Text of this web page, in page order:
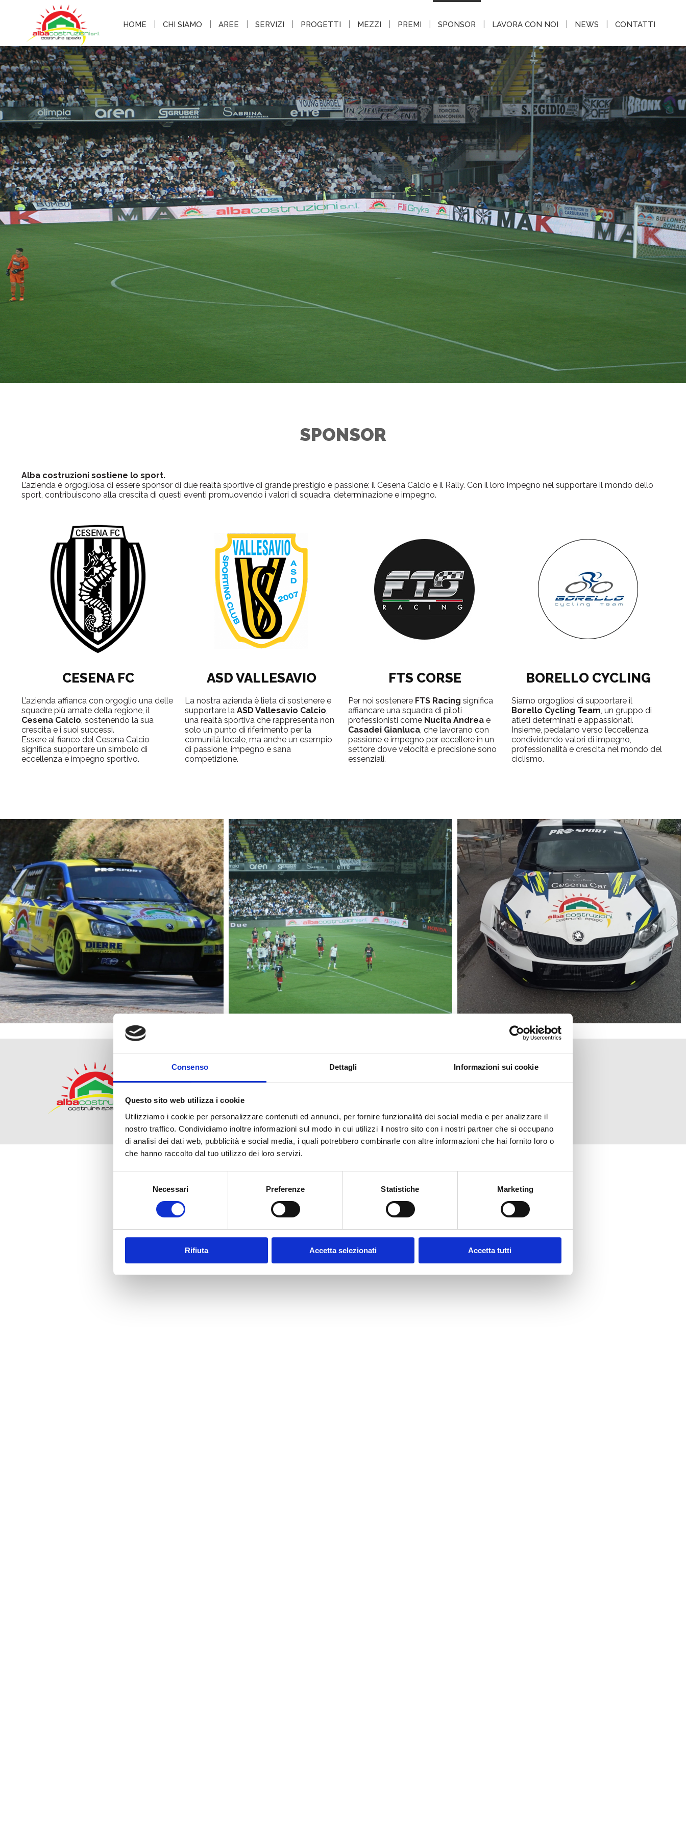
Consenso Dettagli Informazioni sui cookie
Questo sito web utilizza i cookie
Utilizziamo i cookie per personalizzare contenuti ed annunci, per fornire funzionalità dei social media e per analizzare il
nostro traffico. Condividiamo inoltre informazioni sul modo in cui utilizzi il nostro sito con i nostri partner che si occupano
di analisi dei dati web, pubblicità e social media, i quali potrebbero combinarle con altre informazioni che hai fornito loro o
che hanno raccolto dal tuo utilizzo dei loro servizi.
Necessari Preferenze Statistiche Marketing
Rifiuta Accetta selezionati Accetta tutti
HOME CHI SIAMO AREE SERVIZI PROGETTI MEZZI PREMI SPONSOR LAVORA CON NOI NEWS CONTATTI
SPONSOR
Alba costruzioni sostiene lo sport.
L’azienda è orgogliosa di essere sponsor di due realtà sportive di grande prestigio e passione: il Cesena Calcio e il Rally. Con il loro impegno nel supportare il mondo dello
sport, contribuiscono alla crescita di questi eventi promuovendo i valori di squadra, determinazione e impegno.
CESENA FC
L’azienda affianca con orgoglio una delle
squadre più amate della regione, il
Cesena Calcio, sostenendo la sua
crescita e i suoi successi.
Essere al fianco del Cesena Calcio
significa supportare un simbolo di
eccellenza e impegno sportivo.
ASD VALLESAVIO
La nostra azienda è lieta di sostenere e
supportare la ASD Vallesavio Calcio,
una realtà sportiva che rappresenta non
solo un punto di riferimento per la
comunità locale, ma anche un esempio
di passione, impegno e sana
competizione.
FTS CORSE
Per noi sostenere FTS Racing significa
affiancare una squadra di piloti
professionisti come Nucita Andrea e
Casadei Gianluca, che lavorano con
passione e impegno per eccellere in un
settore dove velocità e precisione sono
essenziali.
BORELLO CYCLING
Siamo orgogliosi di supportare il
Borello Cycling Team, un gruppo di
atleti determinati e appassionati.
Insieme, pedalano verso l’eccellenza,
condividendo valori di impegno,
professionalità e crescita nel mondo del
ciclismo.
Alba Costruzioni Srl - Sede Operativa
Cell. +39 328 0456289
Sede Legale Link utili